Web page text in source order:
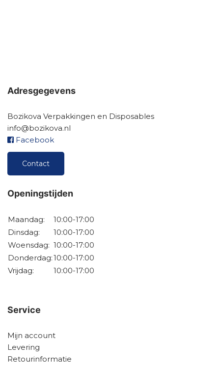
barbecues,
kinderfeestjes en
Adresgegevens
Bozikova Verpakkingen en Disposables
info@bozikova.nl
Facebook
Contact
Openingstijden
Maandag:
10:00-17:00
Dinsdag:
10:00-17:00
Woensdag: 10:00-17:00
Donderdag:10:00-17:00
Vrijdag:
10:00-17:00
Service
Mijn account
Levering
Retourinformatie